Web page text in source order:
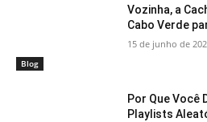
Blog
Vozinha, a
Cabo Verde
15 de junho de
Por Que Você
Playlists